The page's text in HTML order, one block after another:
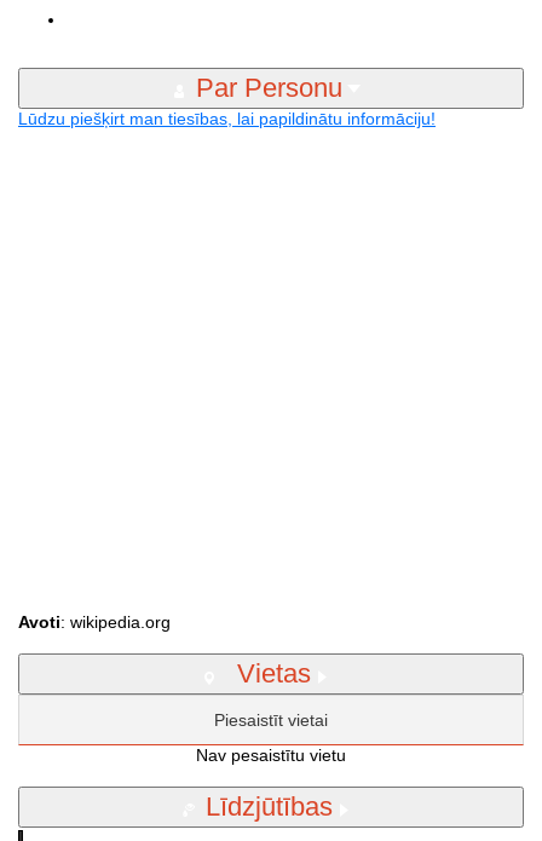
Par Personu
Lūdzu piešķirt man tiesības, lai papildinātu informāciju!
Avoti: wikipedia.org
Vietas
Piesaistīt vietai
Nav pesaistītu vietu
Līdzjūtības